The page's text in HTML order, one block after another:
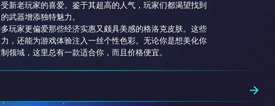
新老玩家的喜爱。鉴于其超高的人气，玩家们都渴望找到
武器增添独特魅力。
玩家更偏爱那些经济实惠又颇具美感的格洛克皮肤。这些
，还能为游戏体验注入一丝个性色彩。无论你是想美化你
领域，这里总有一款适合你，而且价格便宜。